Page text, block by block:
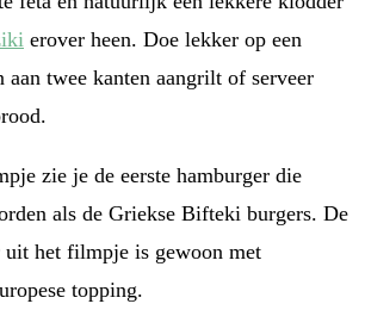
erover heen. Doe lekker op een
aan twee kanten aangrilt of serveer
zie je de eerste hamburger die
als de Griekse Bifteki burgers. De
uit het filmpje is gewoon met
topping.